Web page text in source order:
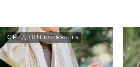
СРЕДНЯЯ сложность